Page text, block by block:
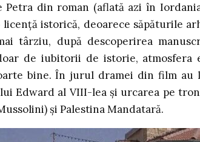
Petra din roman (aflată azi în
istorică, deoarece săpăturile
târziu, după descoperirea
de iubitorii de istorie,
bine. În jurul dramei din film
Edward al VIII-lea și urcarea pe
și Palestina Mandatară.